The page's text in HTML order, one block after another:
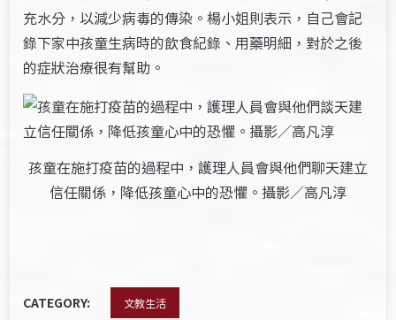
充水分，以減少病毒的傳染。楊小姐則表示，自己會記
錄下家中孩童生病時的飲食紀錄、用藥明細，對於之後
的症狀治療很有幫助。
孩童在施打疫苗的過程中，護理人員會與他們聊天建立
信任關係，降低孩童心中的恐懼。攝影／高凡淳
CATEGORY: 文教生活